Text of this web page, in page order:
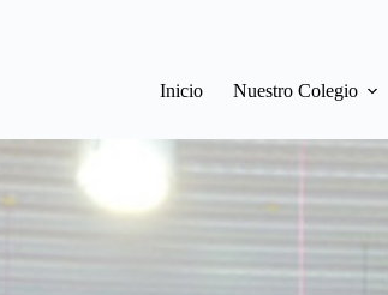
Inicio Nuestro Colegio